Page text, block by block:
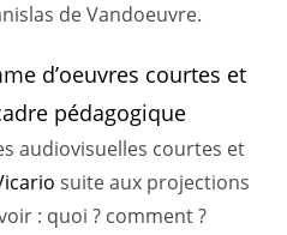
de Vandoeuvre.
d’oeuvres courtes et
pédagogique
audiovisuelles courtes et
suite aux projections
: quoi ? comment ?